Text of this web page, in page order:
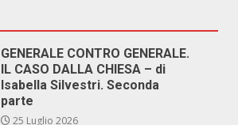
GENERALE CONTRO GENERALE.
IL CASO DALLA CHIESA – di
Isabella Silvestri. Seconda
parte
25 Luglio 2026